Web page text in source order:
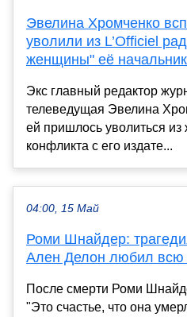
Эвелина Хромченко
уволили из L’Officiel
женщины" её
Экс главный редактор
телеведущая Эвелина
ей пришлось уволиться
конфликта с его издате...
04:00, 15 Май
Роми Шнайдер:
Ален Делон любил всю
После смерти Роми
"Это счастье, что она